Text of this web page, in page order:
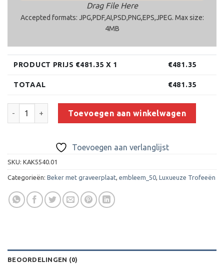
Drag File Here
Accepted formats: JPG,PDF,AI,PSD,PNG,EPS,JPEG. Max size:
4MB
PRODUCT PRIJS €481.35 X 1 €481.35
TOTAAL €481.35
Toevoegen aan winkelwagen
Toevoegen aan verlanglijst
SKU: KAK5540.01
Categorieën: Beker met graveerplaat, embleem_50, Luxueuze Trofeeën
BEOORDELINGEN (0)